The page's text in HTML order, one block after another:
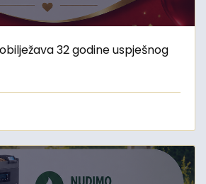
32 godine uspješnog